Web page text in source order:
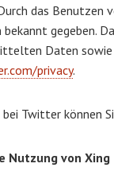
das
gegeben.
Daten
privacy.
Twitter können
Nutzung von Xing